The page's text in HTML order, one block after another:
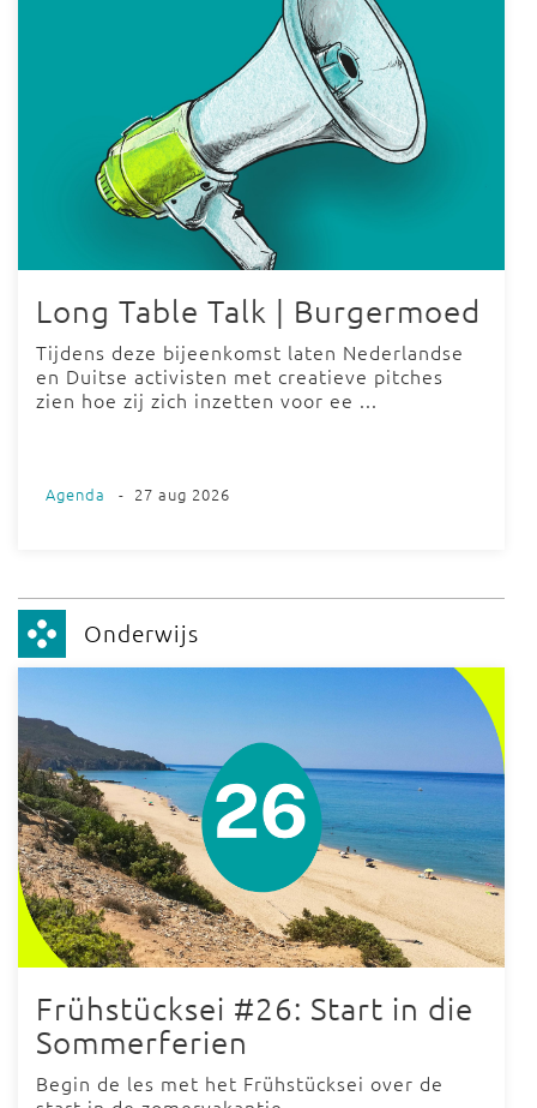
Long Table Talk | Burgermoed
Tijdens deze bijeenkomst laten Nederlandse
en Duitse activisten met creatieve pitches
zien hoe zij zich inzetten voor ee ...
Agenda - 27 aug 2026
Onderwijs
Frühstücksei #26: Start in die
Sommerferien
Begin de les met het Frühstücksei over de